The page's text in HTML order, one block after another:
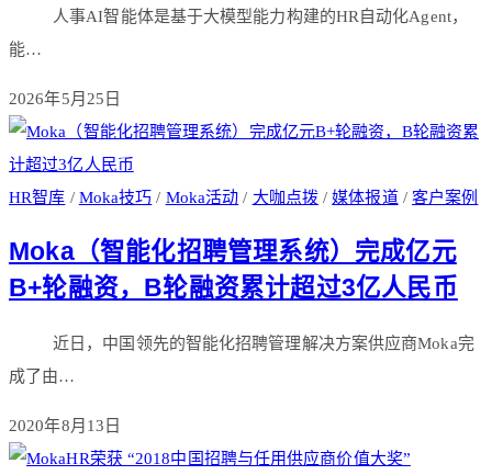
人事AI智能体是基于大模型能力构建的HR自动化Agent，
能…
2026年5月25日
HR智库 / Moka技巧 / Moka活动 / 大咖点拨/媒体报道/ 客户案例
Moka（智能化招聘管理系统）完成亿元
B+轮融资，B轮融资累计超过3亿人民币
近日，中国领先的智能化招聘管理解决方案供应商Moka完
成了由…
2020年8月13日